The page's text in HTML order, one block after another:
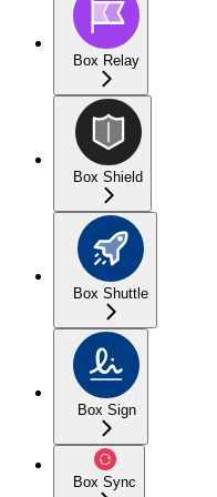
Box Relay
Box Shield
Box Shuttle
Box Sign
Box Sync